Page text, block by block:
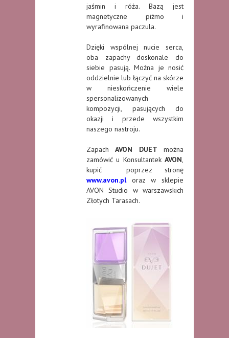
jaśmin i róża. Bazą jest
magnetyczne piżmo i
wyrafinowana paczula.
Dzięki wspólnej nucie serca,
oba zapachy doskonale do
siebie pasują. Można je nosić
oddzielnie lub łączyć na skórze
w nieskończenie wiele
spersonalizowanych
kompozycji, pasujących do
okazji i przede wszystkim
naszego nastroju.
ZapachAVON DUET można
zamówić u Konsultantek AVON,
kupić poprzez stronę
www.avon.pl
oraz w sklepie
AVON Studio w warszawskich
Złotych Tarasach.